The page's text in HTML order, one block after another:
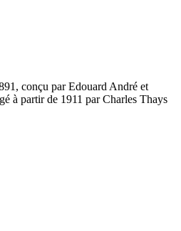
conçu par Edouard André et
à partir de 1911 par Charles Thays